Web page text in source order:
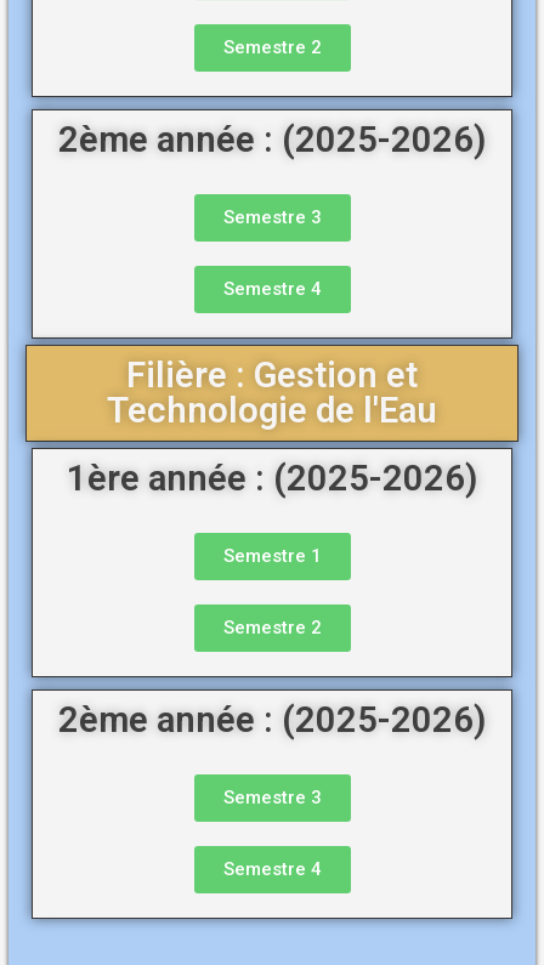
Semestre 2
2ème année : (2025-2026)
Semestre 3
Semestre 4
Filière : Gestion et
Technologie de l'Eau
1ère année : (2025-2026)
Semestre 1
Semestre 2
2ème année : (2025-2026)
Semestre 3
Semestre 4